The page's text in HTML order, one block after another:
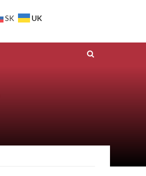
SK UK